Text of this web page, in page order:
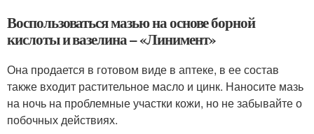
Воспользоваться мазью на основе борной
кислоты и вазелина – «Линимент»
Она продается в готовом виде в аптеке, в ее состав
также входит растительное масло и цинк. Наносите мазь
на ночь на проблемные участки кожи, но не забывайте о
побочных действиях.